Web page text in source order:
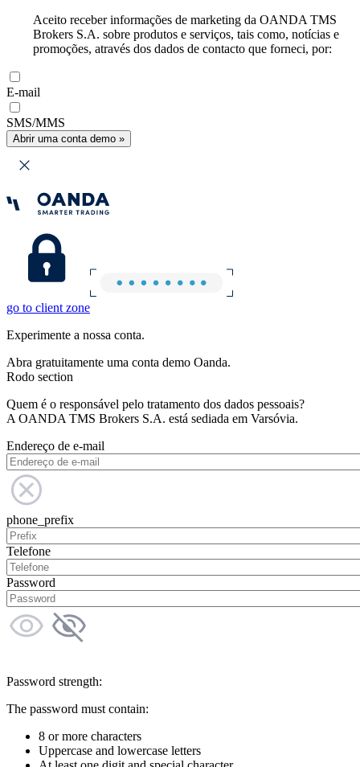
Aceito receber informações de marketing da OANDA TMS
Brokers S.A. sobre produtos e serviços, tais como, notícias e
promoções, através dos dados de contacto que forneci, por:
E-mail
SMS/MMS
Abrir uma conta demo »
go to client zone
Experimente a nossa conta.
Abra gratuitamente uma conta demo Oanda.
Rodo section
Quem é o responsável pelo tratamento dos dados pessoais?
A OANDA TMS Brokers S.A. está sediada em Varsóvia.
Endereço de e-mail
phone_prefix
Telefone
Password
Password strength:
The password must contain:
8 or more characters
Uppercase and lowercase letters